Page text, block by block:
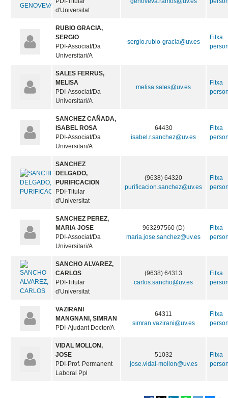
d'Universitat
RUBIO GRACIA,
SERGIO
PDI-Associat/Da
Universitari/A
sergio.rubio-gracia@uv.es
Fitxa
SALES FERRUS,
MELISA
PDI-Associat/Da
Universitari/A
melisa.sales@uv.es
Fitxa
SANCHEZ CAÑADA,
ISABEL ROSA
PDI-Associat/Da
Universitari/A
64430
isabel.r.sanchez@uv.es
Fitxa
SANCHEZ
DELGADO,
PURIFICACION
PDI-Titular
d'Universitat
(9638) 64320
purificacion.sanchez@uv.es
Fitxa
SANCHEZ PEREZ,
MARIA JOSE
PDI-Associat/Da
Universitari/A
963297560 (D)
maria.jose.sanchez@uv.es
Fitxa
SANCHO ALVAREZ,
CARLOS
PDI-Titular
d'Universitat
(9638) 64313
carlos.sancho@uv.es
Fitxa
VAZIRANI
MANGNANI, SIMRAN
PDI-Ajudant Doctor/A
64311
simran.vazirani@uv.es
Fitxa
VIDAL MOLLON,
JOSE
PDI-Prof. Permanent
Laboral Ppl
51032
jose.vidal-mollon@uv.es
Fitxa